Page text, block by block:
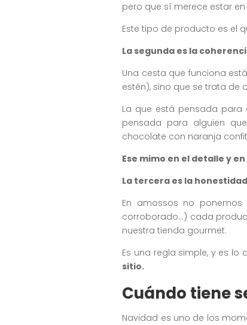
pero que sí merece estar
Este tipo de producto es el
La segunda es la
Una cesta que funciona
estén), sino que se trata de
La que está pensada
pensada para alguien
chocolate con naranja
Ese mimo en el detalle y
La tercera es la
En amossos no
corroborado…) cada
nuestra tienda gourmet.
Es una regla simple, y es lo
sitio.
Cuándo tiene
Navidad es uno de los